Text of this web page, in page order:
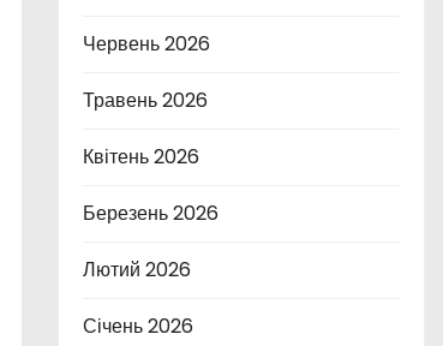
Червень 2026
Травень 2026
Квітень 2026
Березень 2026
Лютий 2026
Січень 2026